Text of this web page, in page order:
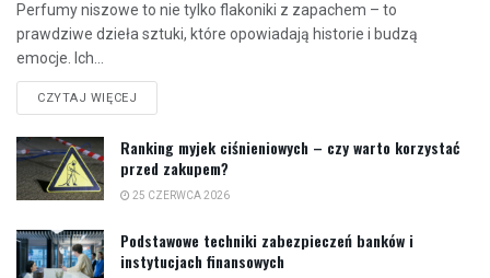
Perfumy niszowe to nie tylko flakoniki z zapachem – to
prawdziwe dzieła sztuki, które opowiadają historie i budzą
emocje. Ich...
CZYTAJ WIĘCEJ
Ranking myjek ciśnieniowych – czy warto korzystać
przed zakupem?
25 CZERWCA 2026
Podstawowe techniki zabezpieczeń banków i
instytucjach finansowych